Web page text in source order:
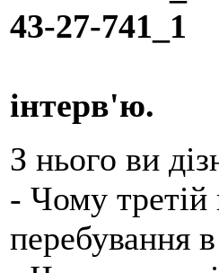
інтерв'ю.
З нього ви
- Чому третій
перебування